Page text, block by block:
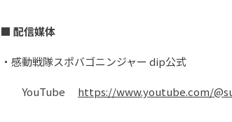
■ 配信媒体
・感動戦隊スポバゴニンジャー dip公式
YouTube https://www.youtube.com/